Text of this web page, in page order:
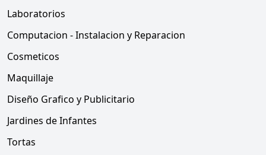
Laboratorios
Computacion - Instalacion y Reparacion
Cosmeticos
Maquillaje
Diseño Grafico y Publicitario
Jardines de Infantes
Tortas